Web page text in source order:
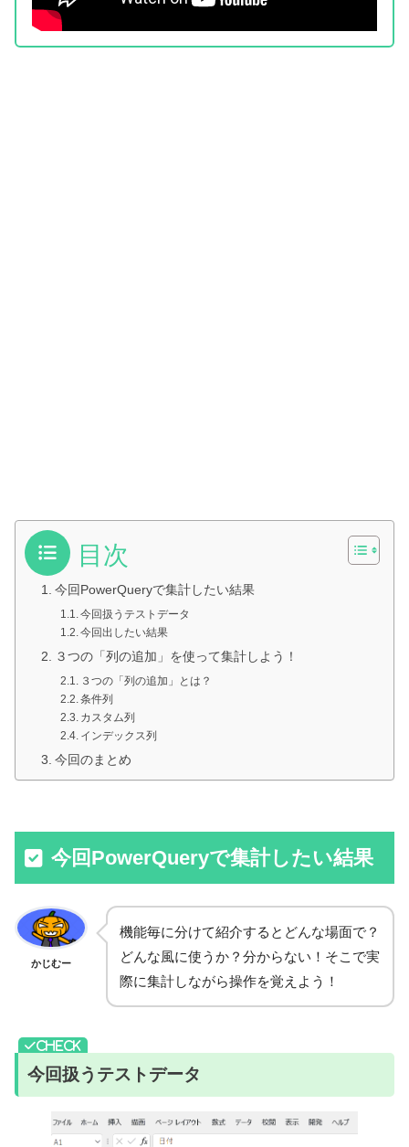
目次
今回PowerQueryで集計したい結果
今回扱うテストデータ
今回出したい結果
３つの「列の追加」を使って集計しよう！
３つの「列の追加」とは？
条件列
カスタム列
インデックス列
今回のまとめ
今回PowerQueryで集計したい結果
かじむー
機能毎に分けて紹介するとどんな場面で？
どんな風に使うか？分からない！そこで実
際に集計しながら操作を覚えよう！
今回扱うテストデータ